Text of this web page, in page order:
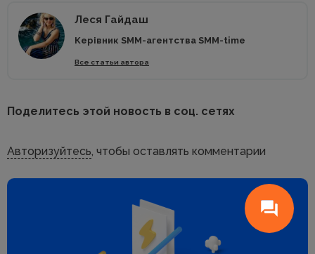
Леся Гайдаш
Керівник SMM-агентства SMM-time
Все статьи автора
Поделитесь этой новость в соц. сетях
Авторизуйтесь, чтобы оставлять комментарии